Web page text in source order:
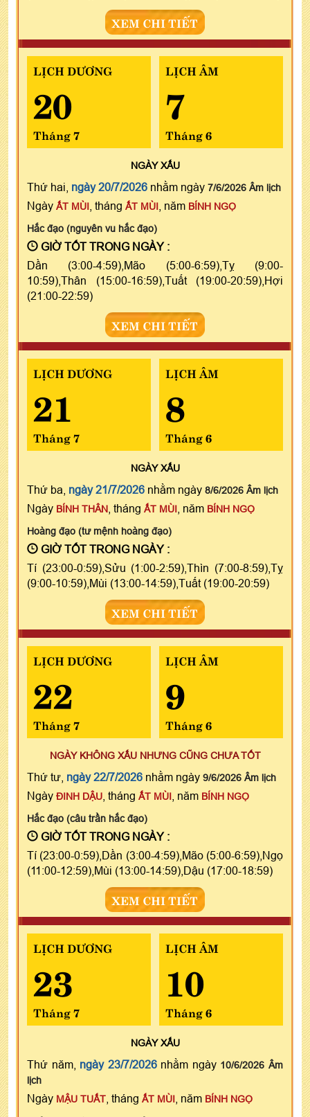
XEM CHI TIẾT
LỊCH DƯƠNG
20
Tháng 7
LỊCH ÂM
7
Tháng 6
NGÀYXẤU
Thứ hai, ngày 20/7/2026 nhằm ngày 7/6/2026 Âm lịch
Ngày ẤT MÙI , tháng ẤT MÙI , năm BÍNH NGỌ
Hắc đạo (nguyên vu hắc đạo)
GIỜ TỐT TRONG NGÀY :
Dần (3:00-4:59),Mão (5:00-6:59),Tỵ (9:00-
10:59),Thân (15:00-16:59),Tuất (19:00-20:59),Hợi
(21:00-22:59)
XEM CHI TIẾT
LỊCH DƯƠNG
21
Tháng 7
LỊCH ÂM
8
Tháng 6
NGÀYXẤU
Thứ ba, ngày 21/7/2026 nhằm ngày 8/6/2026 Âm lịch
Ngày BÍNH THÂN , tháng ẤT MÙI , năm BÍNH NGỌ
Hoàng đạo (tư mệnh hoàng đạo)
GIỜ TỐT TRONG NGÀY :
Tí (23:00-0:59),Sửu (1:00-2:59),Thìn (7:00-8:59),Tỵ
(9:00-10:59),Mùi (13:00-14:59),Tuất (19:00-20:59)
XEM CHI TIẾT
LỊCH DƯƠNG
22
Tháng 7
LỊCH ÂM
9
Tháng 6
NGÀY KHÔNG XẤU NHƯNG CŨNG CHƯA TỐT
Thứ tư, ngày 22/7/2026 nhằm ngày 9/6/2026 Âm lịch
Ngày ĐINH DẬU , tháng ẤT MÙI , năm BÍNH NGỌ
Hắc đạo (câu trần hắc đạo)
GIỜ TỐT TRONG NGÀY :
Tí (23:00-0:59),Dần (3:00-4:59),Mão (5:00-6:59),Ngọ
(11:00-12:59),Mùi (13:00-14:59),Dậu (17:00-18:59)
XEM CHI TIẾT
LỊCH DƯƠNG
23
Tháng 7
LỊCH ÂM
10
Tháng 6
NGÀYXẤU
Thứ năm, ngày 23/7/2026nhằm ngày 10/6/2026 Âm
lịch
Ngày MẬU TUẤT , tháng ẤT MÙI , năm BÍNH NGỌ